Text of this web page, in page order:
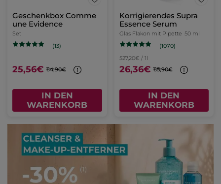
Geschenkbox Comme
une Evidence
Set
(13)
25,56€ 64,90€
IN DEN
WARENKORB
Korrigierendes Supra
Essence Serum
Glas Flakon mit Pipette 50 ml
(1070)
527,20€ / 1l
26,36€ 65,90€
IN DEN
WARENKORB